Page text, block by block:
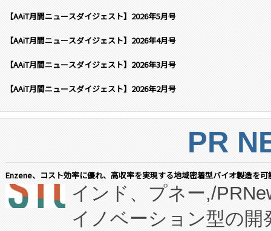
【AAiT月間ニュースダイジェスト】2026年5月号
【AAiT月間ニュースダイジェスト】2026年4月号
【AAiT月間ニュースダイジェスト】2026年3月号
【AAiT月間ニュースダイジェスト】2026年2月号
PR
Enzene、コスト効率に優れ、高収率を実現する地域密着型バイオ製造を
インド、プネー,/
イノベーション型の